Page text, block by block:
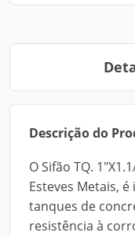
Descrição do
O Sifão TQ.
Esteves Metais,
tanques de
resistência à